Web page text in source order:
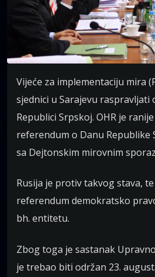
Vijeće za implementaciju mira
sjednici u Sarajevu raspravljati
Republici Srpskoj. OHR je
referendum o Danu
sa Dejtonskim mirovnim
Rusija je protiv takvog stava,
referendum demokratsko
bh. entitetu.
Zbog toga je sastanak
je trebao biti održan 23.